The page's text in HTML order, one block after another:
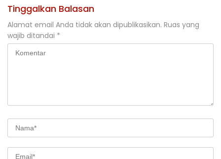
Tinggalkan Balasan
Alamat email Anda tidak akan dipublikasikan. Ruas yang
wajib ditandai *